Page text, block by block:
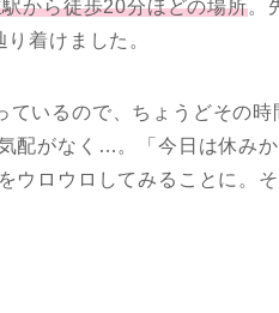
から徒歩20分ほどの場所。
着けました。
いるので、ちょうどその時
配がなく…。「今日は休み
ウロウロしてみることに。